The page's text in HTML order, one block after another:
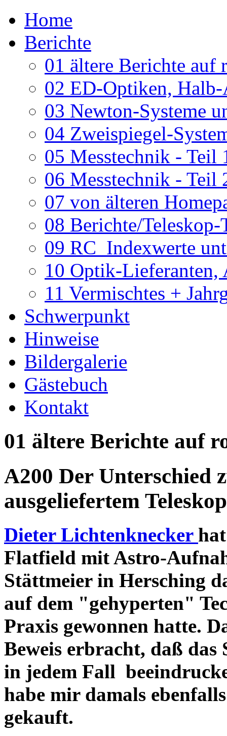
Home
Berichte
01 ältere Berichte auf
02 ED-Optiken, Halb-
03 Newton-Systeme
04 Zweispiegel-
05 Messtechnik - Teil
06 Messtechnik - Teil
07 von älteren
08 Berichte/
09 RC_Indexwerte
10 Optik-Lieferanten,
11 Vermischtes +
Schwerpunkt
Hinweise
Bildergalerie
Gästebuch
Kontakt
01 ältere Berichte auf
A200 Der Unterschied
ausgeliefertem
Dieter Lichtenknecker
Flatfield mit Astro-
Stättmeier in Hersching
auf dem "gehyperten"
Praxis gewonnen hatte.
Beweis erbracht, daß das
in jedem Fall
habe mir damals
gekauft.